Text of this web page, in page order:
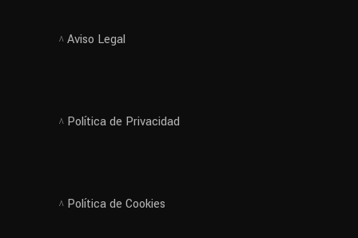
Aviso Legal
Política de Privacidad
Política de Cookies